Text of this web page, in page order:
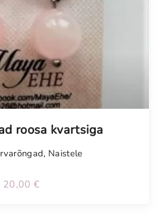
roosa kvartsiga
, Naistele
20,00 €